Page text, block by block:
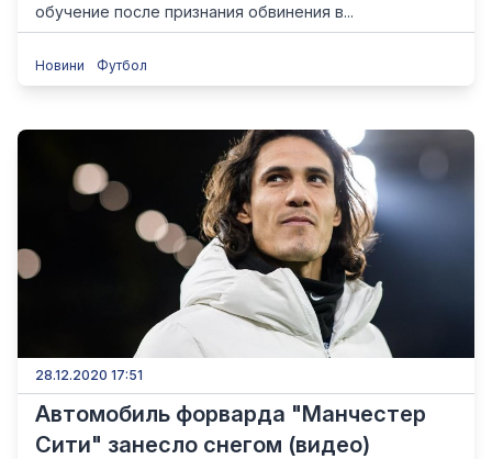
обучение после признания обвинения в...
Новини Футбол
28.12.2020 17:51
Автомобиль форварда "Манчестер
Сити" занесло снегом (видео)